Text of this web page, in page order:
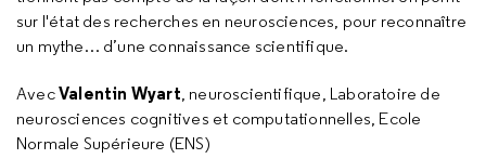
sur l'état des recherches en neurosciences, pour reconnaître
un mythe… d’une connaissance scientifique.
AvecValentin Wyart, neuroscientifique, Laboratoire de
neurosciences cognitives et computationnelles, Ecole
Normale Supérieure (ENS)